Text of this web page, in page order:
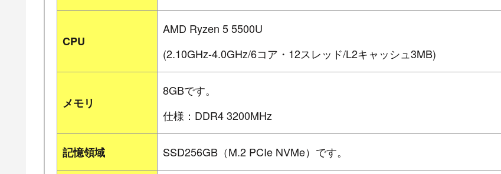
CPU
AMD Ryzen 5 5500U
(2.10GHz-4.0GHz/6コア・12スレッド/L2キャッシュ3MB)
メモリ
8GBです。
仕様：DDR4 3200MHz
記憶領域 SSD256GB（M.2 PCIe NVMe）です。